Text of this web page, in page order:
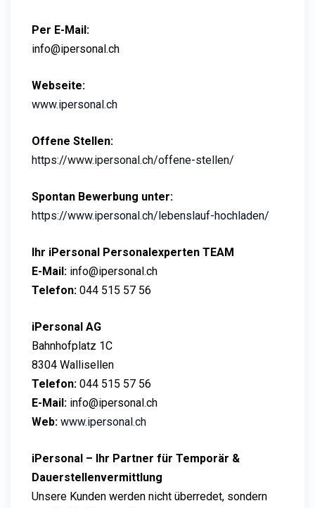
Per E-Mail:
info@ipersonal.ch
Webseite:
www.ipersonal.ch
Offene Stellen:
https://www.ipersonal.ch/offene-stellen/
Spontan Bewerbung unter:
https://www.ipersonal.ch/lebenslauf-hochladen/
Ihr iPersonal Personalexperten TEAM
E-Mail: info@ipersonal.ch
Telefon: 044 515 57 56
iPersonal AG
Bahnhofplatz 1C
8304 Wallisellen
Telefon: 044 515 57 56
E-Mail: info@ipersonal.ch
Web: www.ipersonal.ch
iPersonal – Ihr Partner für Temporär &
Dauerstellenvermittlung
Unsere Kunden werden nicht überredet, sondern